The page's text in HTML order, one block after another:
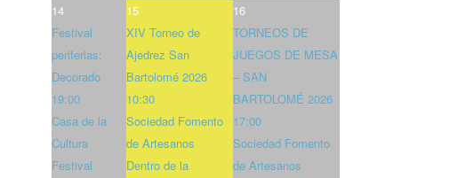
14
Festival
periferias:
Decorado
19:00
Casa de la
Cultura
Festival
15
XIV Torneo de
Ajedrez San
Bartolomé 2026
10:30
Sociedad Fomento
de Artesanos
Dentro de la
16
TORNEOS DE
JUEGOS DE MESA
– SAN
BARTOLOMÉ 2026
17:00
Sociedad Fomento
de Artesanos